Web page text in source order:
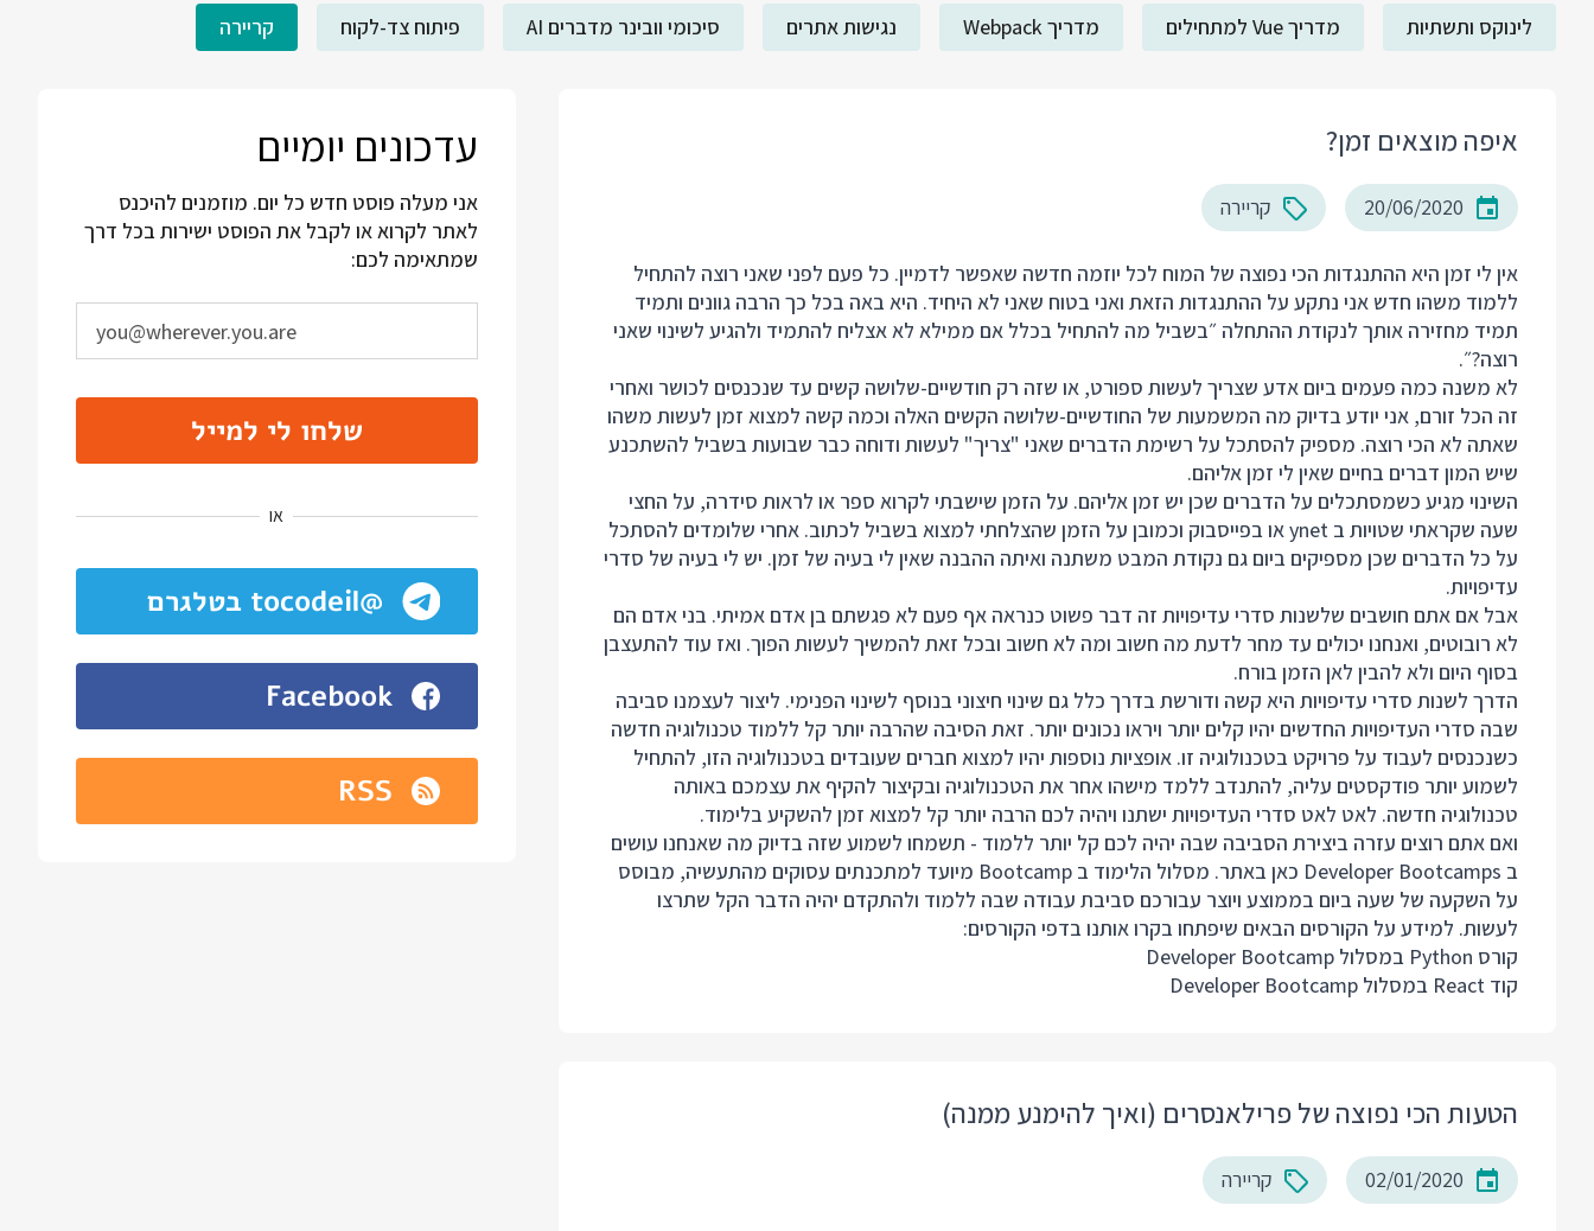
לינוקס ותשתיות מדריך Vue למתחילים מדריך Webpack נגישות אתרים סיכומי וובינר מדברים AI פיתוח צד-לקוח קריירה
איפה מוצאים זמן?
20/06/2020 קריירה
אין לי זמן היא ההתנגדות הכי נפוצה של המוח לכל יוזמה חדשה שאפשר לדמיין. כל פעם לפני שאני רוצה להתחיל
ללמוד משהו חדש אני נתקע על ההתנגדות הזאת ואני בטוח שאני לא היחיד. היא באה בכל כך הרבה גוונים ותמיד
תמיד מחזירה אותך לנקודת ההתחלה ״בשביל מה להתחיל בכלל אם ממילא לא אצליח להתמיד ולהגיע לשינוי שאני
רוצה?״.
לא משנה כמה פעמים ביום אדע שצריך לעשות ספורט, או שזה רק חודשיים-שלושה קשים עד שנכנסים לכושר ואחרי
זה הכל זורם, אני יודע בדיוק מה המשמעות של החודשיים-שלושה הקשים האלה וכמה קשה למצוא זמן לעשות משהו
שאתה לא הכי רוצה. מספיק להסתכל על רשימת הדברים שאני "צריך" לעשות ודוחה כבר שבועות בשביל להשתכנע
שיש המון דברים בחיים שאין לי זמן אליהם.
השינוי מגיע כשמסתכלים על הדברים שכן יש זמן אליהם. על הזמן שישבתי לקרוא ספר או לראות סידרה, על החצי
שעה שקראתי שטויות ב ynet או בפייסבוק וכמובן על הזמן שהצלחתי למצוא בשביל לכתוב. אחרי שלומדים להסתכל
על כל הדברים שכן מספיקים ביום גם נקודת המבט משתנה ואיתה ההבנה שאין לי בעיה של זמן. יש לי בעיה של סדרי
עדיפויות.
אבל אם אתם חושבים שלשנות סדרי עדיפויות זה דבר פשוט כנראה אף פעם לא פגשתם בן אדם אמיתי. בני אדם הם
לא רובוטים, ואנחנו יכולים עד מחר לדעת מה חשוב ומה לא חשוב ובכל זאת להמשיך לעשות הפוך. ואז עוד להתעצבן
בסוף היום ולא להבין לאן הזמן בורח.
הדרך לשנות סדרי עדיפויות היא קשה ודורשת בדרך כלל גם שינוי חיצוני בנוסף לשינוי הפנימי. ליצור לעצמנו סביבה
שבה סדרי העדיפויות החדשים יהיו קלים יותר ויראו נכונים יותר. זאת הסיבה שהרבה יותר קל ללמוד טכנולוגיה חדשה
כשנכנסים לעבוד על פרויקט בטכנולוגיה זו. אופציות נוספות יהיו למצוא חברים שעובדים בטכנולוגיה הזו, להתחיל
לשמוע יותר פודקסטים עליה, להתנדב ללמד מישהו אחר את הטכנולוגיה ובקיצור להקיף את עצמכם באותה
טכנולוגיה חדשה. לאט לאט סדרי העדיפויות ישתנו ויהיה לכם הרבה יותר קל למצוא זמן להשקיע בלימוד.
ואם אתם רוצים עזרה ביצירת הסביבה שבה יהיה לכם קל יותר ללמוד - תשמחו לשמוע שזה בדיוק מה שאנחנו עושים
ב Developer Bootcamps כאן באתר. מסלול הלימוד ב Bootcamp מיועד למתכנתים עסוקים מהתעשיה, מבוסס
על השקעה של שעה ביום בממוצע ויוצר עבורכם סביבת עבודה שבה ללמוד ולהתקדם יהיה הדבר הקל שתרצו
לעשות. למידע על הקורסים הבאים שיפתחו בקרו אותנו בדפי הקורסים:
קורס Python במסלול Developer Bootcamp
קוד React במסלול Developer Bootcamp
הטעות הכי נפוצה של פרילאנסרים (ואיך להימנע ממנה)
02/01/2020 קריירה
עדכונים יומיים
אני מעלה פוסט חדש כל יום. מוזמנים להיכנס
לאתר לקרוא או לקבל את הפוסט ישירות בכל דרך
שמתאימה לכם:
שלחו לי למייל
או
@tocodeil בטלגרם
Facebook
RSS